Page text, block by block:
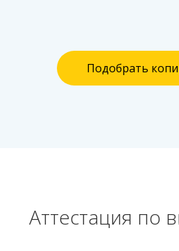
Подобрать
Аттестация по